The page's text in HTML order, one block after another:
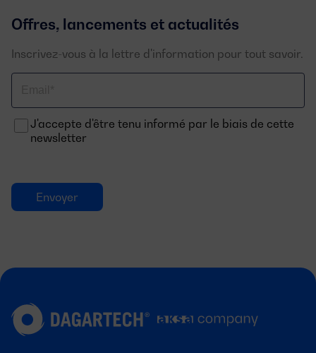
Offres, lancements et actualités
Inscrivez-vous à la lettre d'information pour tout savoir.
J'accepte d'être tenu informé par le biais de cette
newsletter